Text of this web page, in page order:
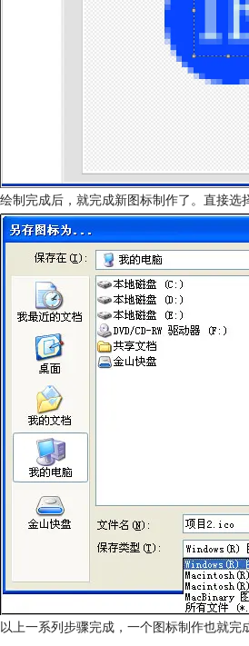
绘制完成后，就完成新图标制作了。直接
以上一系列步骤完成，一个图标制作也就完